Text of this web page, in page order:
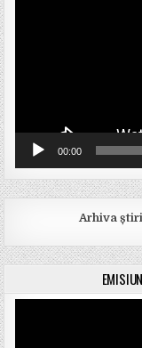
00:00
Arhiva știri